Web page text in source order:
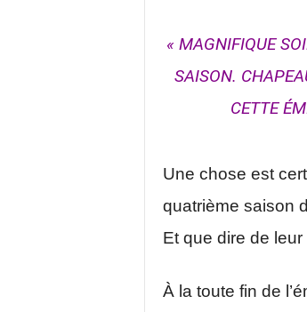
« MAGNIFIQUE
SAISON.
CETTE
Une chose est
quatrième saison
Et que dire de
À la toute fin de